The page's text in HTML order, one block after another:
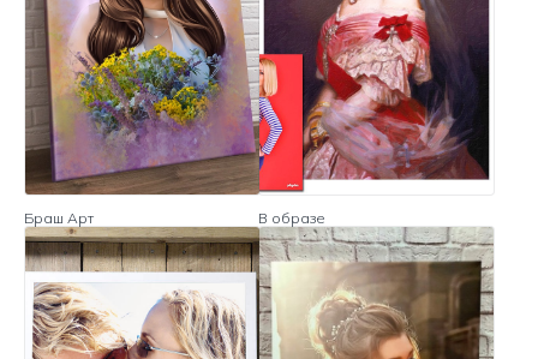
Браш Арт В образе